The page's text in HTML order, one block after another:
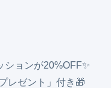
ョンが20%OFF✨
レゼント」付き🎁